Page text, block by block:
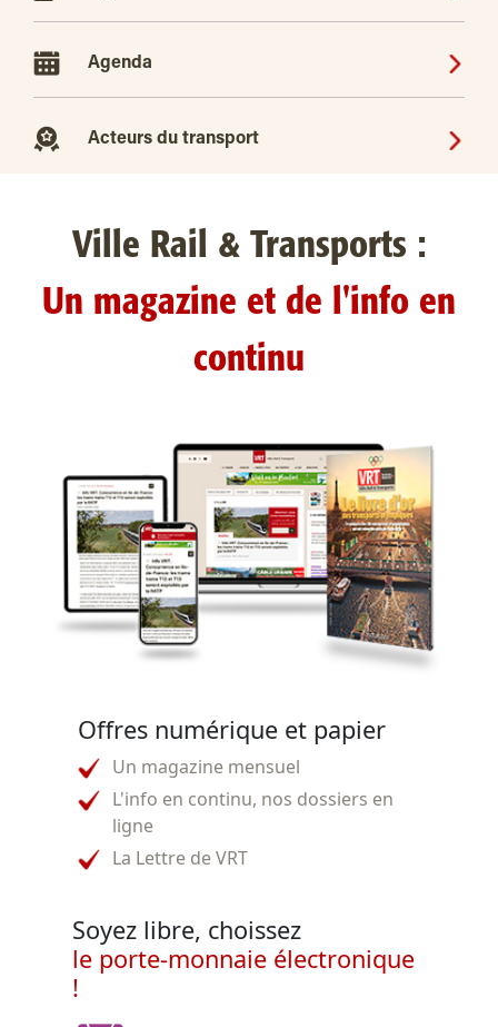
Agenda
Acteurs du transport
Ville Rail & Transports :
Un magazine et de l'info en
continu
Offres numérique et papier
Un magazine mensuel
L'info en continu, nos dossiers en
ligne
La Lettre de VRT
Soyez libre, choissez
le porte-monnaie électronique
!